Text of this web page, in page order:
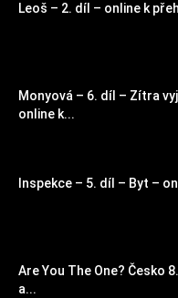
Leoš – 2. díl – online k
Monyová – 6. díl – Zítra
online k...
Inspekce – 5. díl – Byt –
Are You The One? Česko
a...